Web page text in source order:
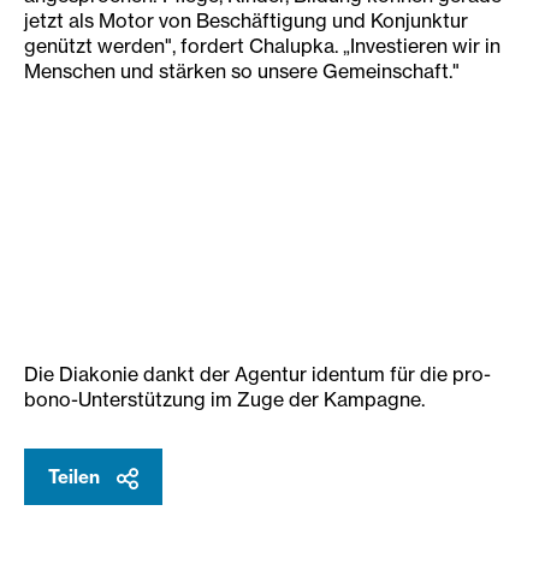
jetzt als Motor von Beschäftigung und Konjunktur
genützt werden", fordert Chalupka. „Investieren wir in
Menschen und stärken so unsere Gemeinschaft."
Die Diakonie dankt der Agentur identum für die pro-
bono-Unterstützung im Zuge der Kampagne.
Teilen